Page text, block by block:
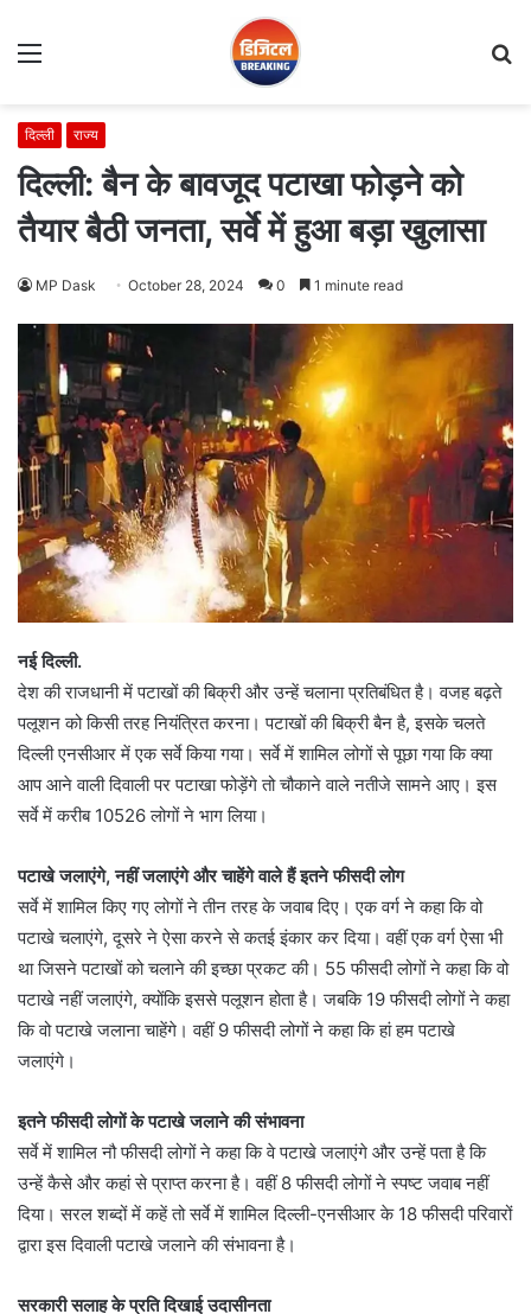
Menu
दिल्ली राज्य
दिल्ली: बैन के बावजूद पटाखा फोड़ने को
तैयार बैठी जनता, सर्वे में हुआ बड़ा खुलासा
MP Dask October 28, 2024 0 1 minute read
नई दिल्ली.
देश की राजधानी में पटाखों की बिक्री और उन्हें चलाना प्रतिबंधित है। वजह बढ़ते
पलूशन को किसी तरह नियंत्रित करना। पटाखों की बिक्री बैन है, इसके चलते
दिल्ली एनसीआर में एक सर्वे किया गया। सर्वे में शामिल लोगों से पूछा गया कि क्या
आप आने वाली दिवाली पर पटाखा फोड़ेंगे तो चौकाने वाले नतीजे सामने आए। इस
सर्वे में करीब 10526 लोगों ने भाग लिया।
पटाखे जलाएंगे, नहीं जलाएंगे और चाहेंगे वाले हैं इतने फीसदी लोग
सर्वे में शामिल किए गए लोगों ने तीन तरह के जवाब दिए। एक वर्ग ने कहा कि वो
पटाखे चलाएंगे, दूसरे ने ऐसा करने से कतई इंकार कर दिया। वहीं एक वर्ग ऐसा भी
था जिसने पटाखों को चलाने की इच्छा प्रकट की। 55 फीसदी लोगों ने कहा कि वो
पटाखे नहीं जलाएंगे, क्योंकि इससे पलूशन होता है। जबकि 19 फीसदी लोगों ने कहा
कि वो पटाखे जलाना चाहेंगे। वहीं 9 फीसदी लोगों ने कहा कि हां हम पटाखे
जलाएंगे।
इतने फीसदी लोगों के पटाखे जलाने की संभावना
सर्वे में शामिल नौ फीसदी लोगों ने कहा कि वे पटाखे जलाएंगे और उन्हें पता है कि
उन्हें कैसे और कहां से प्राप्त करना है। वहीं 8 फीसदी लोगों ने स्पष्ट जवाब नहीं
दिया। सरल शब्दों में कहें तो सर्वे में शामिल दिल्ली-एनसीआर के 18 फीसदी परिवारों
द्वारा इस दिवाली पटाखे जलाने की संभावना है।
सरकारी सलाह के प्रति दिखाई उदासीनता